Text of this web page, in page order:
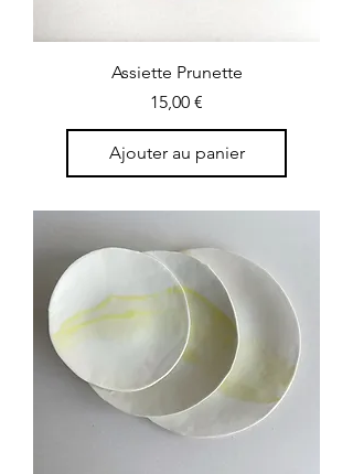
Assiette Prunette
Prix
15,00 €
Ajouter au panier